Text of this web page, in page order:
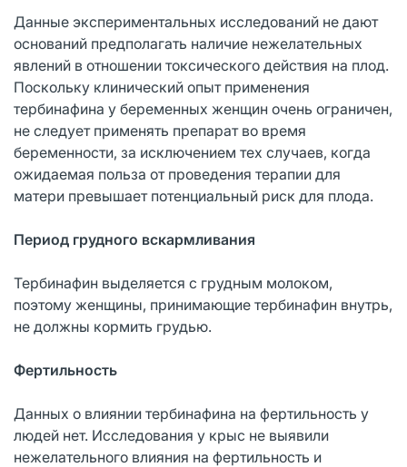
Данные экспериментальных исследований не дают
оснований предполагать наличие нежелательных
явлений в отношении токсического действия на плод.
Поскольку клинический опыт применения
тербинафина у беременных женщин очень ограничен,
не следует применять препарат во время
беременности, за исключением тех случаев, когда
ожидаемая польза от проведения терапии для
матери превышает потенциальный риск для плода.
Период грудного вскармливания
Тербинафин выделяется с грудным молоком,
поэтому женщины, принимающие тербинафин внутрь,
не должны кормить грудью.
Фертильность
Данных о влиянии тербинафина на фертильность у
людей нет. Исследования у крыс не выявили
нежелательного влияния на фертильность и